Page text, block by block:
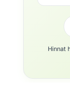
Hinnat